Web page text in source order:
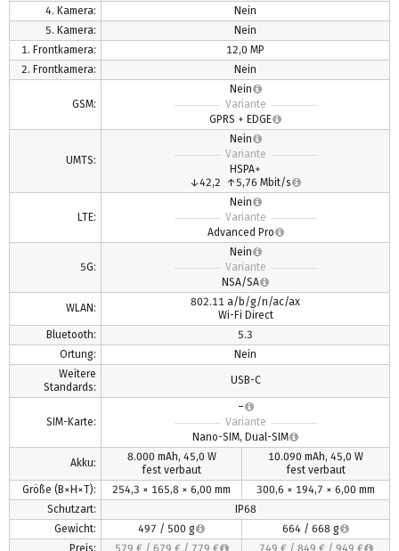
4. Kamera:
Nein
5. Kamera:
Nein
1. Frontkamera:
12,0 MP
2. Frontkamera:
Nein
GSM:
Nein
Variante
GPRS + EDGE
UMTS:
Nein
Variante
HSPA+
↓42,2 ↑5,76 Mbit/s
LTE:
Nein
Variante
Advanced Pro
5G:
Nein
Variante
NSA/SA
WLAN:
802.11 a/b/g/n/ac/ax
Wi-Fi Direct
Bluetooth:
5.3
Ortung:
Nein
Weitere
Standards:
USB-C
SIM-Karte:
–
Variante
Nano-SIM, Dual-SIM
Akku:
8.000 mAh, 45,0 W
fest verbaut
10.090 mAh, 45,0 W
fest verbaut
Größe (B×H×T):
254,3 × 165,8 × 6,00 mm
300,6 × 194,7 × 6,00 mm
Schutzart:
IP68
Gewicht:
497 / 500 g
664 / 668 g
Preis:
579 €/ 679 €/ 779 € 749 €/ 849 €/ 949 €